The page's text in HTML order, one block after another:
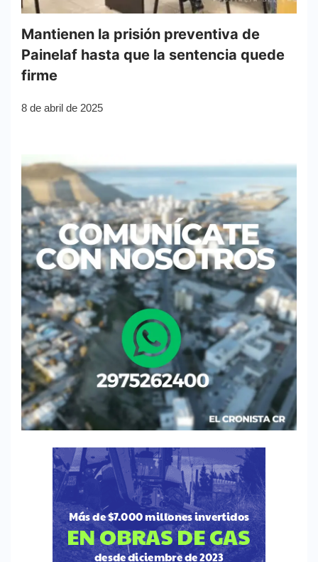
Mantienen la prisión preventiva de
Painelaf hasta que la sentencia quede
firme
8 de abril de 2025